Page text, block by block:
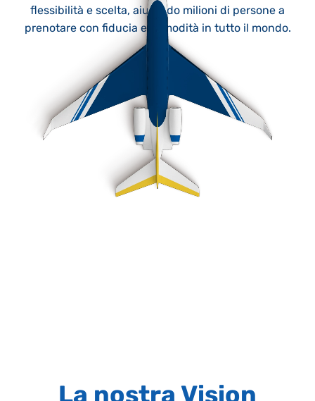
flessibilità e scelta, aiutando milioni di persone a
prenotare con fiducia e comodità in tutto il mondo.
La nostra Vision